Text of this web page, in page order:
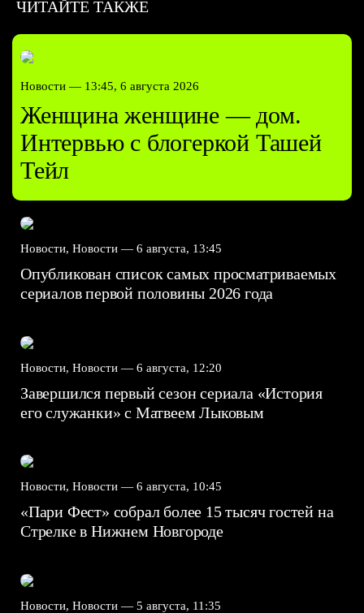
ЧИТАЙТЕ ТАКЖЕ
Новости — 13:45, 6 августа 2026
Женщина женщине — дом.
Интервью с блогеркой Ташей
Тейл
Новости, Новости — 6 августа, 13:45
Опубликован список самых просматриваемых
сериалов первой половины 2026 года
Новости, Новости — 6 августа, 12:20
Завершился первый сезон сериала «История
его служанки» с Матвеем Лыковым
Новости, Новости — 6 августа, 10:45
«Пари Фест» собрал более 15 тысяч гостей на
Стрелке в Нижнем Новгороде
Новости, Новости — 5 августа, 11:35